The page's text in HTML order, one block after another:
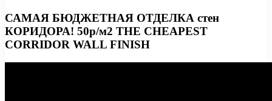
САМАЯ БЮДЖЕТНАЯ ОТДЕЛКА стен
КОРИДОРА! 50р/м2 THE CHEAPEST
CORRIDOR WALL FINISH